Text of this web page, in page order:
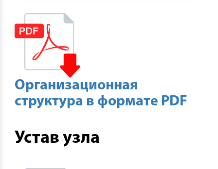
Организационная
структура в формате PDF
Устав узла